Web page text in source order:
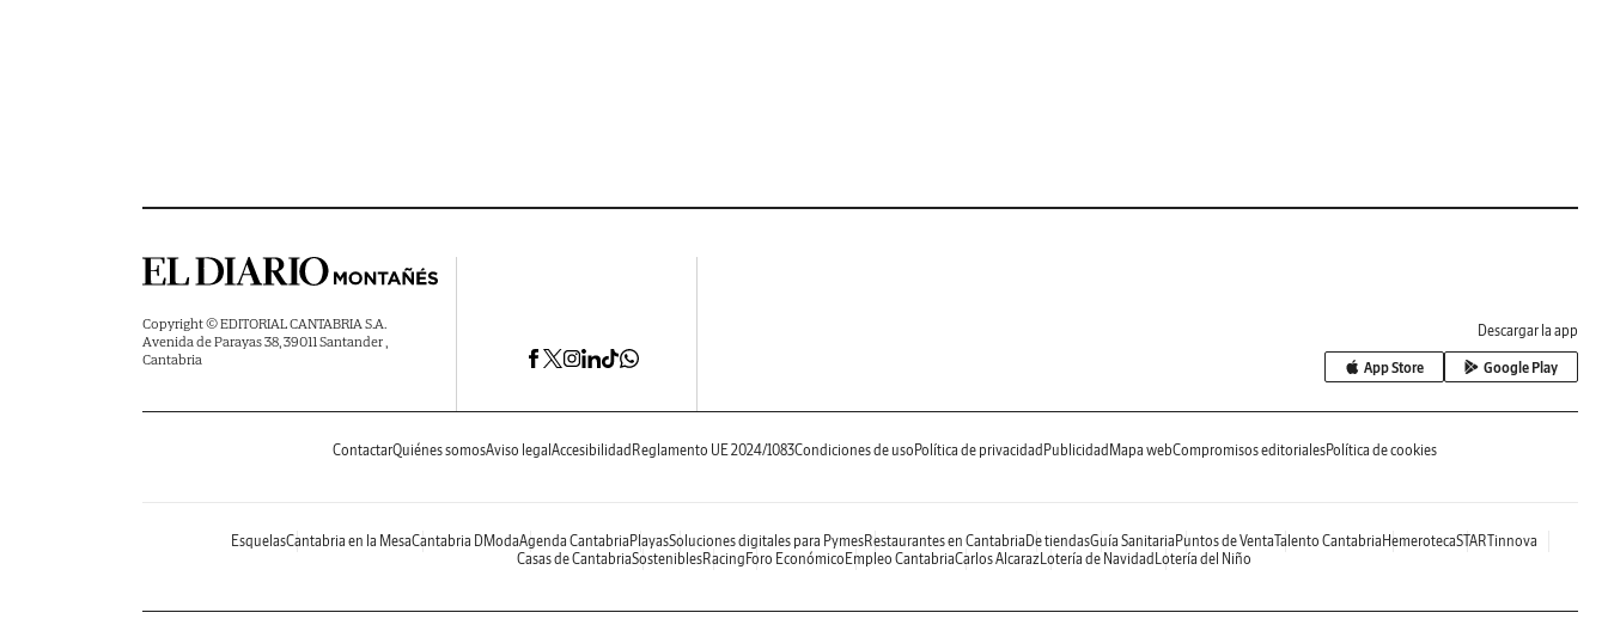
Copyright © EDITORIAL CANTABRIA S.A.
Avenida de Parayas 38, 39011 Santander ,
Cantabria
Descargar la app
App Store Google Play
ContactarQuiénes somosAviso legal Accesibilidad Reglamento UE 2024/1083Condiciones de uso Política de privacidad Publicidad Mapa webCompromisos editorialesPolítica de cookies
EsquelasCantabria en la MesaCantabria DModaAgenda Cantabria PlayasSoluciones digitales para PymesRestaurantes en Cantabria De tiendasGuía Sanitaria Puntos de VentaTalento Cantabria HemerotecaSTARTinnova
Casas de CantabriaSosteniblesRacing Foro Económico Empleo CantabriaCarlos AlcarazLotería de Navidad Lotería del Niño